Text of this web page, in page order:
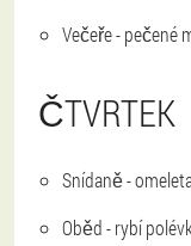
Večeře - pečené
ČTVRTEK
Snídaně -
Oběd - rybí